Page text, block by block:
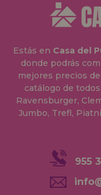
Estás en Casa del
donde podrás
mejores precios
catálogo de
Ravensburger,
Jumbo, Trefl,
955